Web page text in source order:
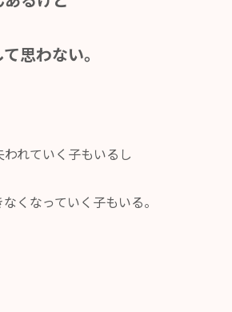
思わない。
れていく子もいるし
くなっていく子もいる。